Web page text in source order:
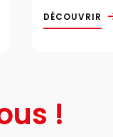
DÉCOUVRIR
!